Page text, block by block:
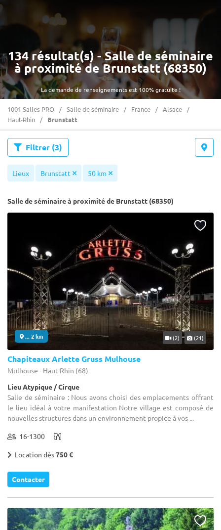
La demande de renseignements est 100% gratuite !
134 résultat(s) - Salle de séminaire
à proximité de Brunstatt (68350)
1001 Salles PRO Salle de séminaire France
Alsace
Haut-Rhin
Brunstatt
Filtrer (3)
Lieux Brunstatt 50 km
Salle de séminaire à proximité de Brunstatt (68350)
... 2 km (2) (21)
Chapiteaux Arlette Gruss Mulhouse
Mulhouse - Haut-Rhin (68)
Lieu Atypique / Cirque
Salle de séminaire : Nous avons choisi des emplacements offrant
le lieu idéal à votre manifestation Notre village est composé de
nouvelles structures dans un environnement propice à vos ...
16-1300
Location dès750 €
Contacter